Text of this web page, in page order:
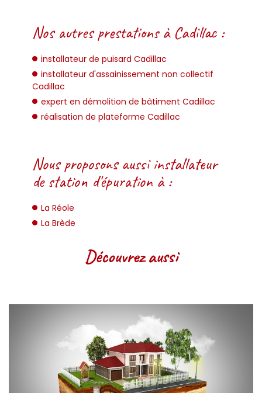
Nos autres prestations à Cadillac :
installateur de puisard Cadillac
installateur d'assainissement non collectif
Cadillac
expert en démolition de bâtiment Cadillac
réalisation de plateforme Cadillac
Nous proposons aussi installateur
de station d'épuration à :
La Réole
La Brède
Découvrez aussi